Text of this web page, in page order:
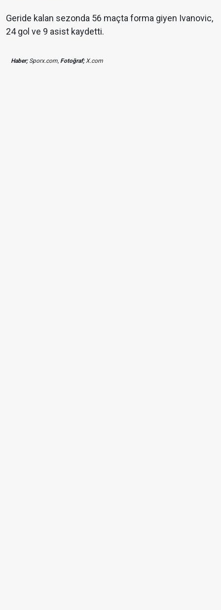
Geride kalan sezonda 56 maçta forma giyen Ivanovic,
24 gol ve 9 asist kaydetti.
Haber;Sporx.com, Fotoğraf;X.com